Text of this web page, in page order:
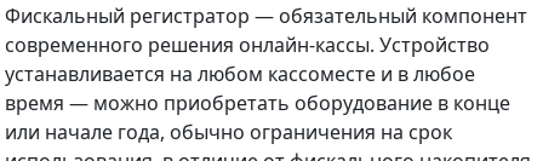
Фискальный регистратор — обязательный компонент
современного решения онлайн-кассы. Устройство
устанавливается на любом кассоместе и в любое
время — можно приобретать оборудование в конце
или начале года, обычно ограничения на срок